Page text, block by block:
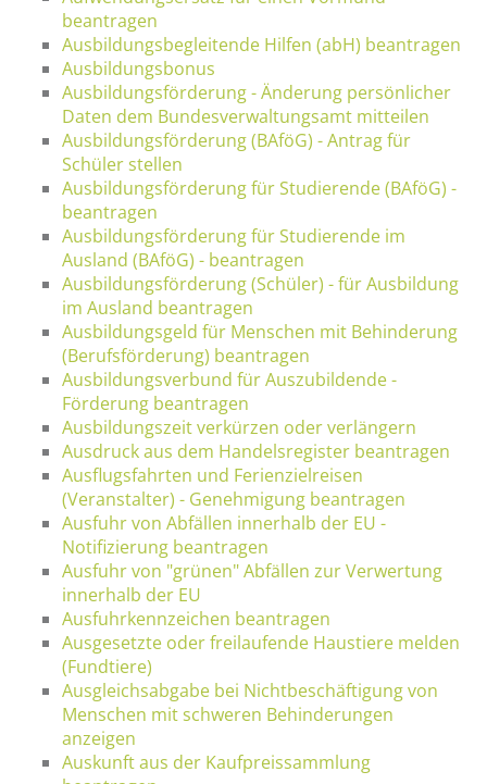
beantragen
Ausbildungsbegleitende Hilfen (abH) beantragen
Ausbildungsbonus
Ausbildungsförderung - Änderung persönlicher
Daten dem Bundesverwaltungsamt mitteilen
Ausbildungsförderung (BAföG) - Antrag für
Schüler stellen
Ausbildungsförderung für Studierende (BAföG) -
beantragen
Ausbildungsförderung für Studierende im
Ausland (BAföG) - beantragen
Ausbildungsförderung (Schüler) - für Ausbildung
im Ausland beantragen
Ausbildungsgeld für Menschen mit Behinderung
(Berufsförderung) beantragen
Ausbildungsverbund für Auszubildende -
Förderung beantragen
Ausbildungszeit verkürzen oder verlängern
Ausdruck aus dem Handelsregister beantragen
Ausflugsfahrten und Ferienzielreisen
(Veranstalter) - Genehmigung beantragen
Ausfuhr von Abfällen innerhalb der EU -
Notifizierung beantragen
Ausfuhr von "grünen" Abfällen zur Verwertung
innerhalb der EU
Ausfuhrkennzeichen beantragen
Ausgesetzte oder freilaufende Haustiere melden
(Fundtiere)
Ausgleichsabgabe bei Nichtbeschäftigung von
Menschen mit schweren Behinderungen
anzeigen
Auskunft aus der Kaufpreissammlung